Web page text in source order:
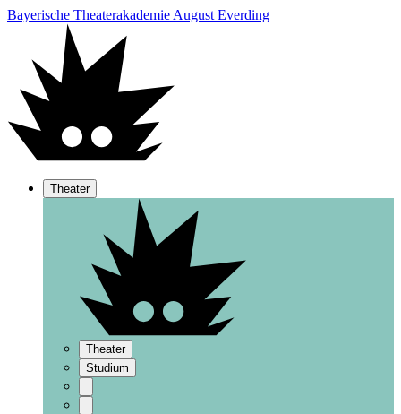
Bayerische Theaterakademie August Everding
Theater
Theater
Studium